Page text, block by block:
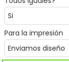
Para la impresión